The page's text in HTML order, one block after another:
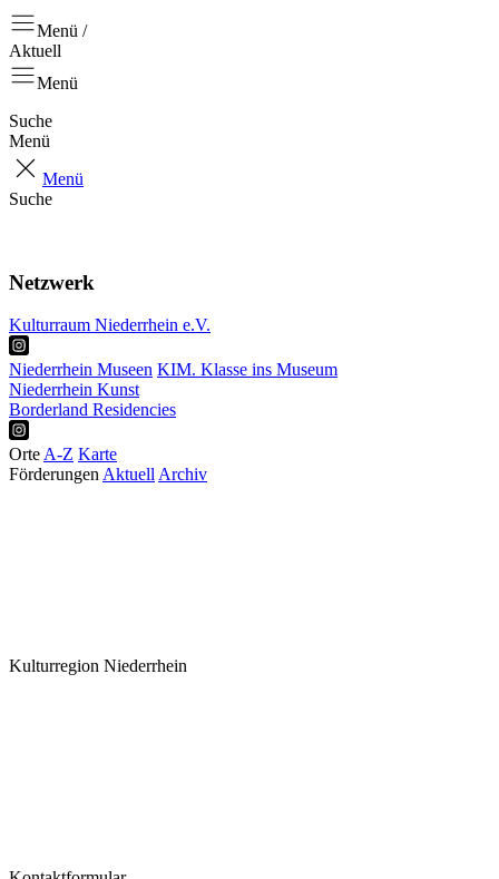
Menü /
Aktuell
Menü
Suche
Menü
Menü
Suche
Netzwerk
Kulturraum Niederrhein e.V.
Niederrhein Museen KIM. Klasse ins Museum
Niederrhein Kunst
Borderland Residencies
OrteA-Z Karte
FörderungenAktuellArchiv
Kulturregion Niederrhein